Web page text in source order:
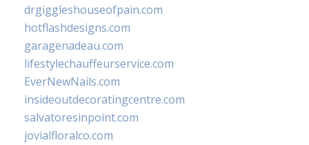
drgiggleshouseofpain.com
hotflashdesigns.com
garagenadeau.com
lifestylechauffeurservice.com
EverNewNails.com
insideoutdecoratingcentre.com
salvatoresinpoint.com
jovialfloralco.com